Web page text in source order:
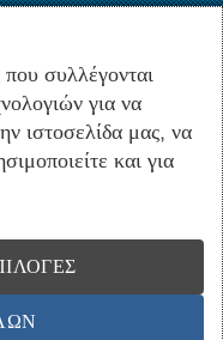
,+30.210-5147842
συλλέγονται
για να
ιστοσελίδα μας, να
και για